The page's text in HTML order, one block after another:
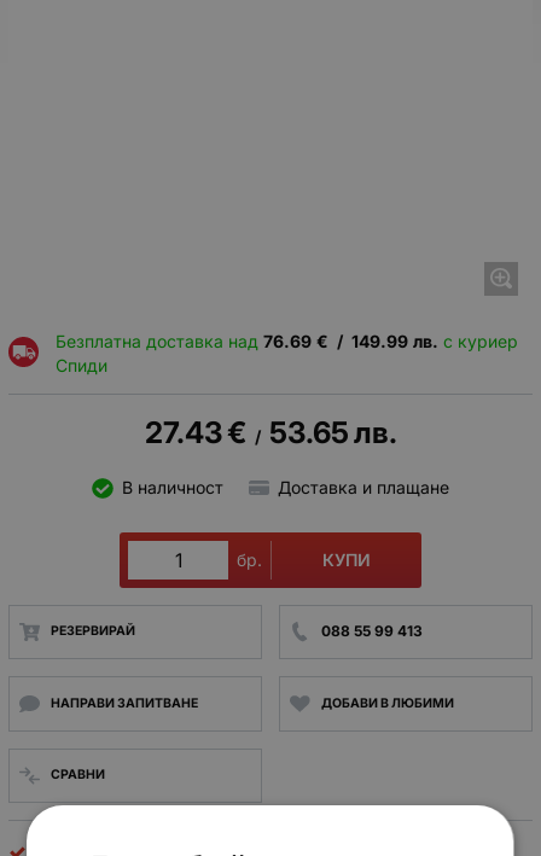
Безплатна доставка над 76.69 € / 149.99 лв. с куриер
Спиди
27.43€ / 53.65лв.
В наличност Доставка и плащане
бр. КУПИ
РЕЗЕРВИРАЙ 088 55 99 413
НАПРАВИ ЗАПИТВАНЕ ДОБАВИ В ЛЮБИМИ
СРАВНИ